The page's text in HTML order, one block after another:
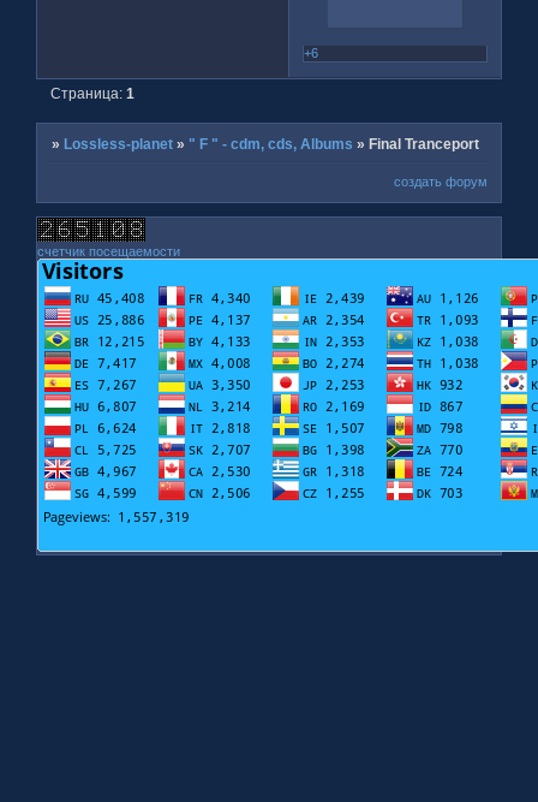
+6
Страница:1
»Lossless-planet » " F " - cdm, cds, Albums »Final Tranceport
создать форум
счетчик посещаемости